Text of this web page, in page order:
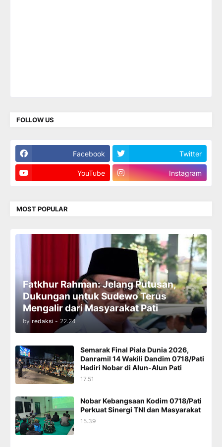
FOLLOW US
Facebook Twitter
YouTube Instagram
MOST POPULAR
Fatkhur Rahman: Jelang Putusan,
Dukungan untuk Sudewo Terus
Mengalir dari Masyarakat Pati
by redaksi - 22.24
Semarak Final Piala Dunia 2026,
Danramil 14 Wakili Dandim 0718/Pati
Hadiri Nobar di Alun-Alun Pati
17.51
Nobar Kebangsaan Kodim 0718/Pati
Perkuat Sinergi TNI dan Masyarakat
15.39